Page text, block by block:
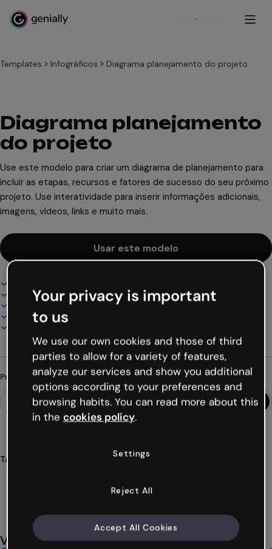
Cadastre-se
Templates Infográficos Diagrama planejamento do projeto
Diagrama planejamento
do projeto
Use este modelo para criar um diagrama de planejamento para
incluir as etapas, recursos e fatores de sucesso do seu próximo
projeto. Use interatividade para inserir informações adicionais,
imagens, vídeos, links e muito mais.
Usar este modelo
100% personalizável
Adicione áudio, vídeo e multimídia
Apresente, compartilhe ou publique online
Baixe em PDF, MP4 e outros formatos
Procurando algo diferente?
Tags
Ver mais (22)
Você também pode gostar
Your privacy is important
to us
We use our own cookies and those of third
parties to allow for a variety of features,
analyze our services and show you additional
options according to your preferences and
browsing habits. You can read more about this
in the cookies policy.
Settings
Reject All
Accept All Cookies